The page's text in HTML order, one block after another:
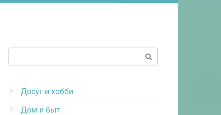
Досуг и хобби
Дом и быт